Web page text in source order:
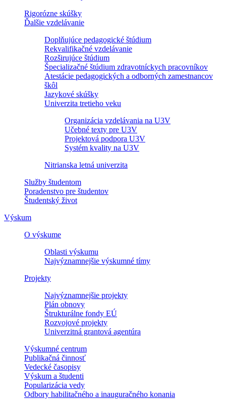
Rigorózne skúšky
Ďalšie vzdelávanie
Doplňujúce pedagogické štúdium
Rekvalifikačné vzdelávanie
Rozširujúce štúdium
Špecializačné štúdium zdravotníckych pracovníkov
Atestácie pedagogických a odborných zamestnancov
škôl
Jazykové skúšky
Univerzita tretieho veku
Organizácia vzdelávania na U3V
Učebné texty pre U3V
Projektová podpora U3V
Systém kvality na U3V
Nitrianska letná univerzita
Služby študentom
Poradenstvo pre študentov
Študentský život
Výskum
O výskume
Oblasti výskumu
Najvýznamnejšie výskumné tímy
Projekty
Najvýznamnejšie projekty
Plán obnovy
Štrukturálne fondy EÚ
Rozvojové projekty
Univerzitná grantová agentúra
Výskumné centrum
Publikačná činnosť
Vedecké časopisy
Výskum a študenti
Popularizácia vedy
Odbory habilitačného a inauguračného konania